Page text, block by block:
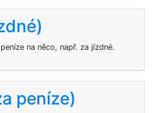
na něco, např. za jízdné.
peníze)